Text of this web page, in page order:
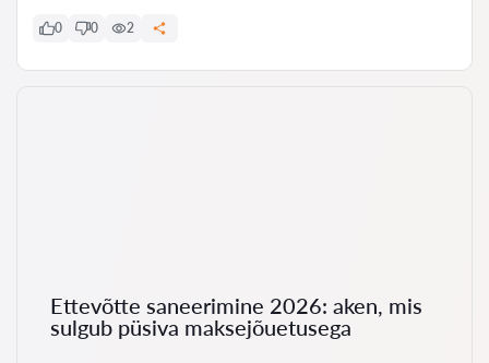
0 0 2
Ettevõtte saneerimine 2026: aken, mis
sulgub püsiva maksejõuetusega